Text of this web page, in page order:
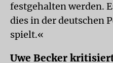
festgehalten werden.
dies in der deutschen
spielt.«
Uwe Becker